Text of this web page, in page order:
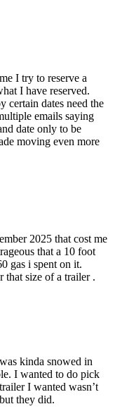
I try to reserve a
I have reserved.
certain dates need the
emails saying
date only to be
moving even more
2025 that cost me
that a 10 foot
gas i spent on it.
that size of a trailer .
kinda snowed in
I wanted to do pick
I wanted wasn’t
they did.